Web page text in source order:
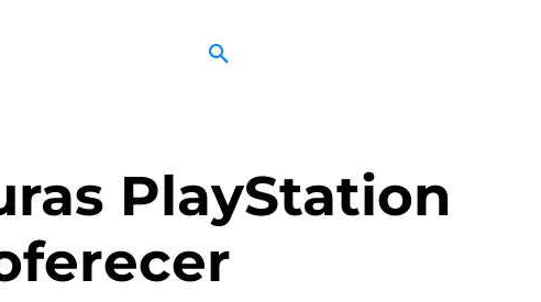
PlayStation